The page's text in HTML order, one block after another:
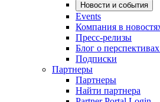
Новости и события
Events
Компания в
Пресс-релизы
Блог о
Подписки
Партнеры
Партнеры
Найти партнера